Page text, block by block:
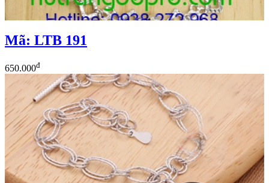
Mã: LTB 191
650.000đ